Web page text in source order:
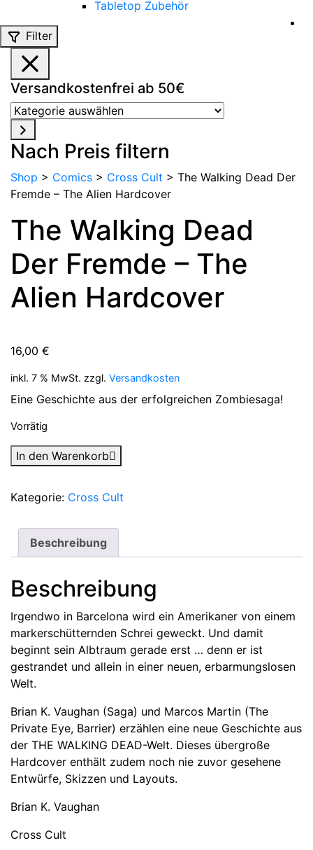
Tabletop Zubehör
Filter
Versandkostenfrei ab 50€
Kategorie
auswählen
Nach Preis filtern
Shop > Comics > Cross Cult > The Walking Dead Der
Fremde – The Alien Hardcover
The Walking Dead
Der Fremde – The
Alien Hardcover
16,00 €
inkl. 7 % MwSt. zzgl. Versandkosten
Eine Geschichte aus der erfolgreichen Zombiesaga!
Vorrätig
The
Walking
Der
The
Hardcover
In den Warenkorb
Kategorie: Cross Cult
Beschreibung
Beschreibung
Irgendwo in Barcelona wird ein Amerikaner von einem
markerschütternden Schrei geweckt. Und damit
beginnt sein Albtraum gerade erst … denn er ist
gestrandet und allein in einer neuen, erbarmungslosen
Welt.
Brian K. Vaughan (Saga) und Marcos Martin (The
Private Eye, Barrier) erzählen eine neue Geschichte aus
der THE WALKING DEAD-Welt. Dieses übergroße
Hardcover enthält zudem noch nie zuvor gesehene
Entwürfe, Skizzen und Layouts.
Brian K. Vaughan
Cross Cult